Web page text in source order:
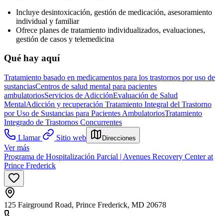
Incluye desintoxicación, gestión de medicación, asesoramiento
individual y familiar
Ofrece planes de tratamiento individualizados, evaluaciones,
gestión de casos y telemedicina
Qué hay aquí
Tratamiento basado en medicamentos para los trastornos por uso de
sustanciasCentros de salud mental para pacientes
ambulatoriosServicios de AdicciónEvaluación de Salud
MentalAdicción y recuperación Tratamiento Integral del Trastorno
por Uso de Sustancias para Pacientes AmbulatoriosTratamiento
Integrado de Trastornos Concurrentes
Llamar
Sitio web Direcciones
Ver más
Programa de Hospitalización Parcial | Avenues Recovery Center at
Prince Frederick
125 Fairground Road, Prince Frederick, MD 20678